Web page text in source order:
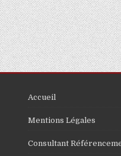
Accueil
Mentions Légales
Consultant